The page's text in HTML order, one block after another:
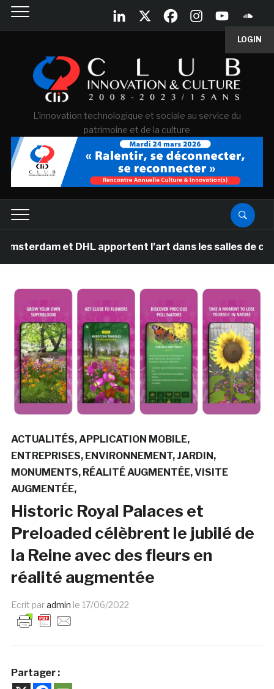
LOGIN
L'innovation technologique et sociale au service du
patrimoine et de la culture
et DHL apportent l’art dans les salles de classe des
ACTUALITÉS APPLICATION MOBILE
ENTREPRISES ENVIRONNEMENT JARDIN
MONUMENTS RÉALITÉ AUGMENTÉE VISITE
AUGMENTÉE
Historic Royal Palaces et
Preloaded célèbrent le jubilé de
la Reine avec des fleurs en
réalité augmentée
Ecrit paradmin le 17/06/2022
Partager :